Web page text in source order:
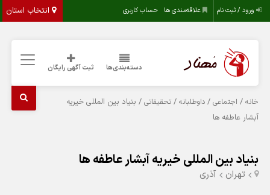
انتخاب استان ورود / ثبت نام علاقه‌مندی ها حساب کاربری
دسته‌بندی‌ها ثبت آگهی رایگان
خانه / اجتماعی /داوطلبانه /تحقیقاتی / بنیاد بین المللی خیریه
آبشار عاطفه ها
بنیاد بین المللی خیریه آبشار عاطفه ها
تهران آذری